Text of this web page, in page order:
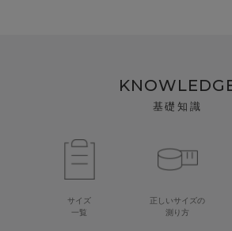
基礎知識
サイズ
一覧
正しいサイズの
測り方